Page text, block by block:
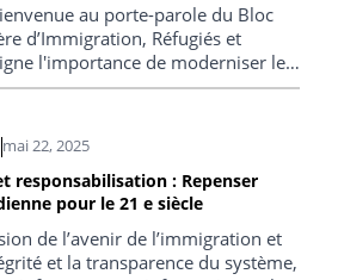
au porte-parole du Bloc
d’Immigration, Réfugiés et
l'importance de moderniser le
canadien.
mai 22, 2025
responsabilisation : Repenser
pour le 21 e siècle
de l’avenir de l’immigration et
et la transparence du système,